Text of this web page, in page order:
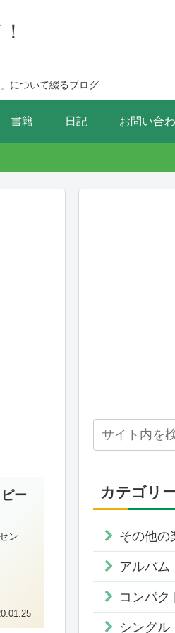
について綴るブログ
書籍 日記 お問い合
ー
ン
カテゴリ
その他の
アルバム
コンパク
シングル